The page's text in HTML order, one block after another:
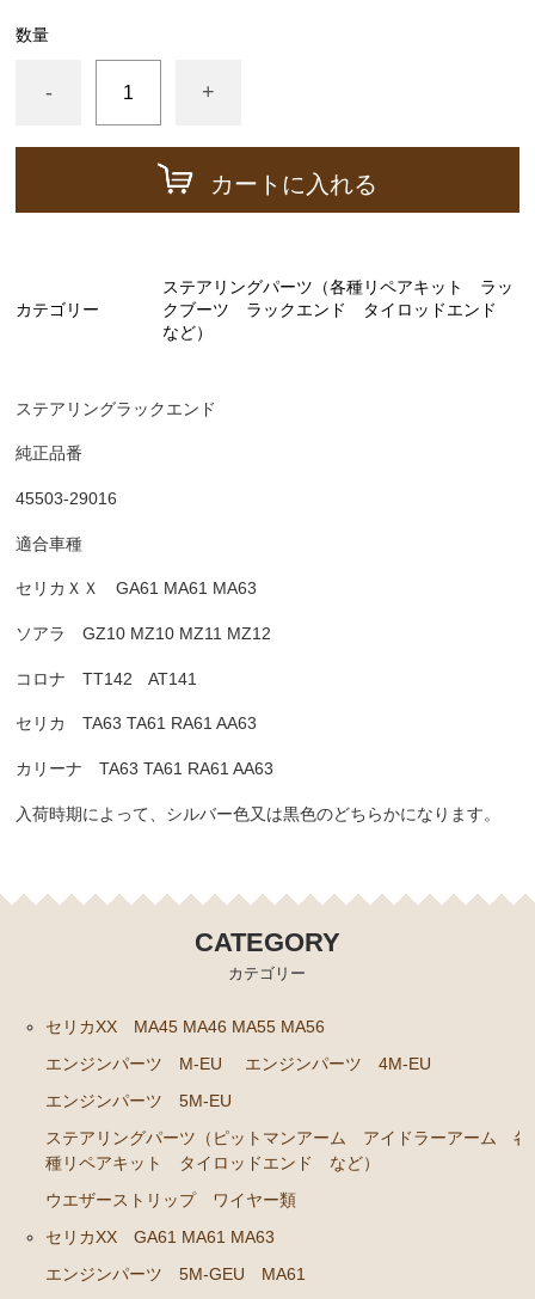
駆動パーツ（センターサポートベアリング ドライブ
シャフトブーツ デフなど）
ラベル
スープラ GA70 GA70H MA70 JZA70
エンジンパーツ 1G-GTEU GA70 GA70H
ト ホース など）
クラッチパーツ（マスターシリンダー クラッチレリ
ーゲージなど）
スープラ JZA80
エンジンパーツ 2JZ-GTE JZA80
エンジンパーツ 2JZ-GE JZA80
ソアラ GZ10 MZ10 MZ11 MZ12
エンジンパーツ 6M-GEU MZ12
エンジンパーツ M-TEU MZ10
エンジンパーツ 1G-GEU GZ10
エンジンパーツ 1G-EU GZ10
エンジンパーツ 共通（マウント イグニッションコ
ブレーキパーツ（マスターシリンダー リペアキッ
ト ホース など）
クラッチパーツ（マスターシリンダー クラッチレリ
ツ ラックエンド タイロッドエンド など）
数量
- +
カートに入れる
カテゴリー
ステアリングパーツ（各種リペアキット ラッ
クブーツ ラックエンド タイロッドエンド
など）
ステアリングラックエンド
純正品番
45503-29016
適合車種
セリカＸＸ GA61 MA61 MA63
ソアラ GZ10 MZ10 MZ11 MZ12
コロナ TT142 AT141
セリカ TA63 TA61 RA61 AA63
カリーナ TA63 TA61 RA61 AA63
入荷時期によって、シルバー色又は黒色のどちらかになります。
CATEGORY
カテゴリー
セリカXX MA45 MA46 MA55 MA56
エンジンパーツ M-EU
エンジンパーツ 4M-EU
エンジンパーツ 5M-EU
ステアリングパーツ（ピットマンアーム アイドラーアーム 各
種リペアキット タイロッドエンド など）
ウエザーストリップ ワイヤー類
セリカXX GA61 MA61 MA63
エンジンパーツ 5M-GEU MA61